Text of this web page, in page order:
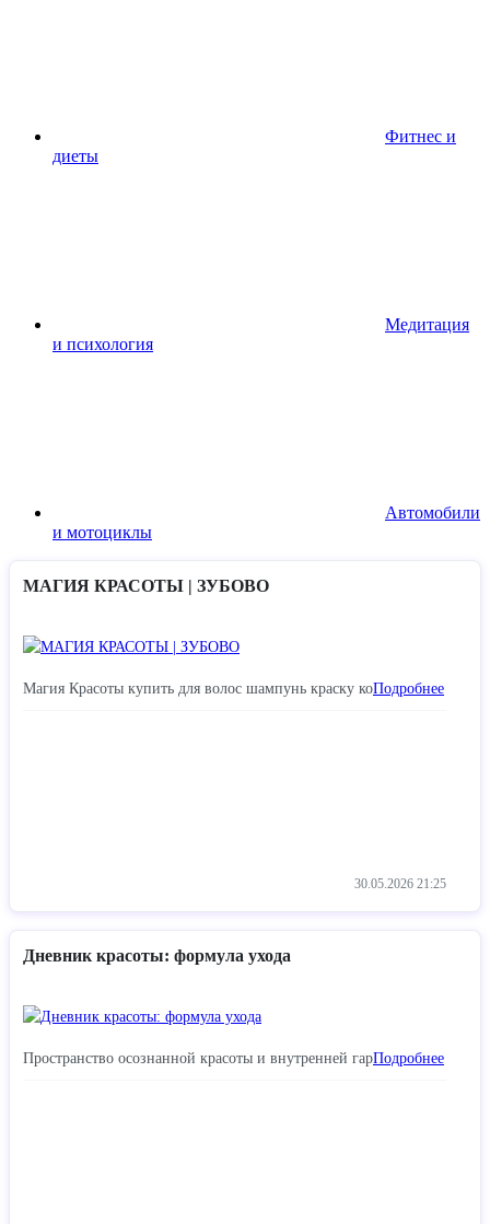
Фитнес и
диеты
Медитация
и психология
Автомобили
и мотоциклы
МАГИЯ КРАСОТЫ | ЗУБОВО
Магия Красоты купить для волос шампунь краску коПодробнее
30.05.2026 21:25
Дневник красоты: формула ухода
Пространство осознанной красоты и внутренней гарПодробнее